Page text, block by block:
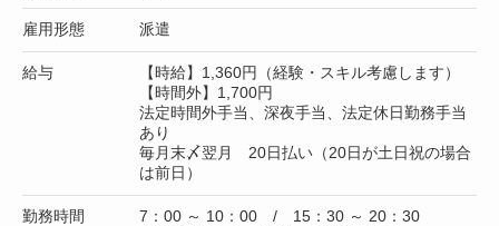
雇用形態 派遣
給与
【時給】1,360円（経験・スキル考慮します）
【時間外】1,700円
法定時間外手当、深夜手当、法定休日勤務手当
あり
毎月末〆翌月 20日払い（20日が土日祝の場合
は前日）
勤務時間
7：00 ～ 10：00 / 15：30 ～ 20：30